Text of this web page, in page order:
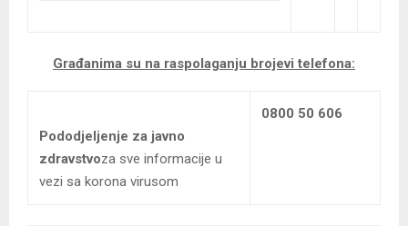
Građanima su na raspolaganju brojevi telefona:
Pododjeljenje za javno
zdravstvoza sve informacije u
vezi sa korona virusom
0800 50 606